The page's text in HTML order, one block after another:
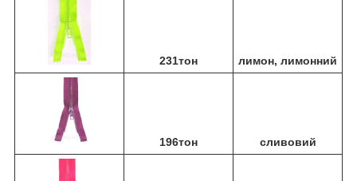
231тон лимон, лимонний
196тон сливовий